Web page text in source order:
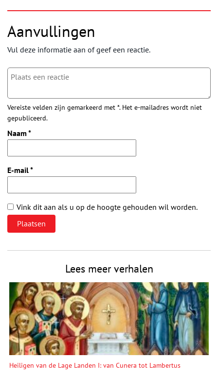
Aanvullingen
Vul deze informatie aan of geef een reactie.
Vereiste velden zijn gemarkeerd met *. Het e-mailadres wordt niet
gepubliceerd.
Naam *
E-mail*
Vink dit aan als u op de hoogte gehouden wil worden.
Lees meer verhalen
Heiligen van de Lage Landen I: van Cunera tot Lambertus